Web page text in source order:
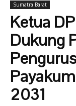
Sumatra Barat
Ketua
Dukung
2031